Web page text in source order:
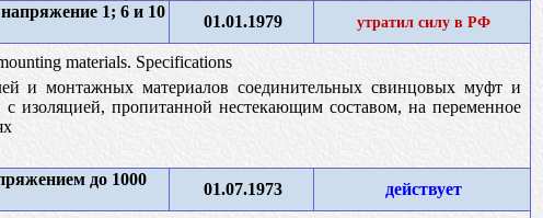
1; 6 и 10
01.01.1979 утратил силу в РФ
materials. Specifications
и монтажных материалов соединительных свинцовых муфт и
пропитанной нестекающим составом, на переменное
до 1000
01.07.1973 действует